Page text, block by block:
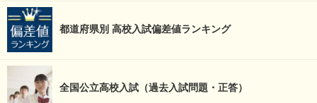
都道府県別 高校入試偏差値ランキング
全国公立高校入試（過去入試問題・正答）